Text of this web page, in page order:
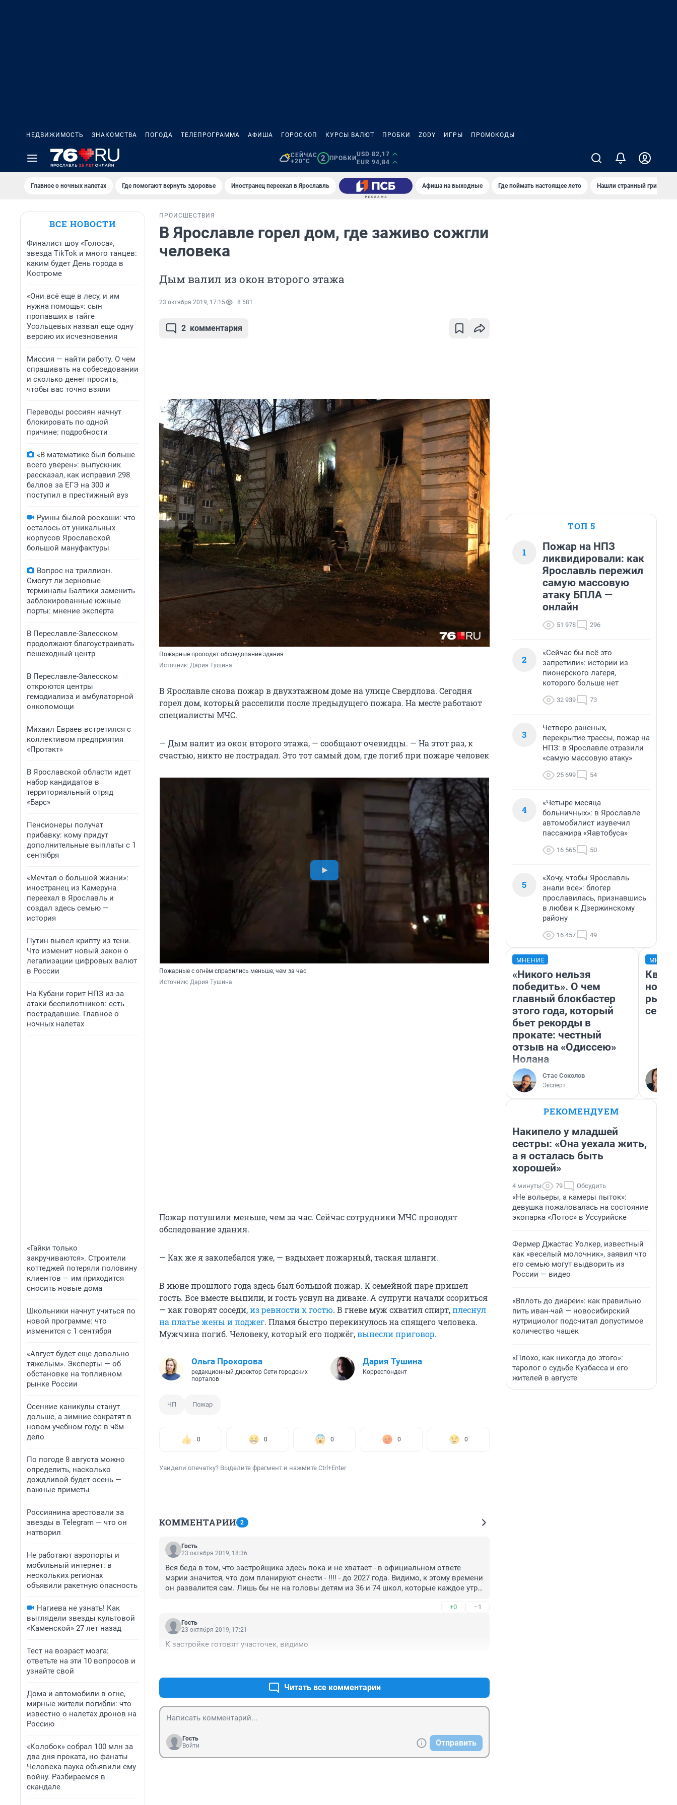
НЕДВИЖИМОСТЬ ЗНАКОМСТВА ПОГОДА ТЕЛЕПРОГРАММА АФИША ГОРОСКОП КУРСЫ ВАЛЮТ ПРОБКИ ZODY ИГРЫ ПРОМОКОДЫ
СЕЙЧАС
+20°C
2 ПРОБКИ
USD 82,17
EUR 94,84
Главное о ночных налетах Где помогают вернуть здоровье Иностранец переехал в Ярославль Афиша на выходные Где поймать настоящее лето Нашли странный гриб
ВСЕ НОВОСТИ
Финалист шоу «Голоса»,
звезда TikTok и много танцев:
каким будет День города в
Костроме
«Они всё еще в лесу, и им
нужна помощь»: сын
пропавших в тайге
Усольцевых назвал еще одну
версию их исчезновения
Миссия — найти работу. О чем
спрашивать на собеседовании
и сколько денег просить,
чтобы вас точно взяли
Переводы россиян начнут
блокировать по одной
причине: подробности
«В математике был больше
всего уверен»: выпускник
рассказал, как исправил 298
баллов за ЕГЭ на 300 и
поступил в престижный вуз
Руины былой роскоши: что
осталось от уникальных
корпусов Ярославской
большой мануфактуры
Вопрос на триллион.
Смогут ли зерновые
терминалы Балтики заменить
заблокированные южные
порты: мнение эксперта
В Переславле-Залесском
продолжают благоустраивать
пешеходный центр
​​​​В Переславле-Залесском
откроются центры
гемодиализа и амбулаторной
онкопомощи
Михаил Евраев встретился с
коллективом предприятия
«Протэкт»
В Ярославской области идет
набор кандидатов в
территориальный отряд
«Барс»
Пенсионеры получат
прибавку: кому придут
дополнительные выплаты с 1
сентября
«Мечтал о большой жизни»:
иностранец из Камеруна
переехал в Ярославль и
создал здесь семью —
история
Путин вывел крипту из тени.
Что изменит новый закон о
легализации цифровых валют
в России
На Кубани горит НПЗ из-за
атаки беспилотников: есть
пострадавшие. Главное о
ночных налетах
«Гайки только
закручиваются». Строители
коттеджей потеряли половину
клиентов — им приходится
сносить новые дома
Школьники начнут учиться по
новой программе: что
изменится с 1 сентября
«Август будет еще довольно
тяжелым». Эксперты — об
обстановке на топливном
рынке России
Осенние каникулы станут
дольше, а зимние сократят в
новом учебном году: в чём
дело
По погоде 8 августа можно
определить, насколько
дождливой будет осень —
важные приметы
Россиянина арестовали за
звезды в Telegram — что он
натворил
Не работают аэропорты и
мобильный интернет: в
нескольких регионах
объявили ракетную опасность
Нагиева не узнать! Как
выглядели звезды культовой
«Каменской» 27 лет назад
Тест на возраст мозга:
ответьте на эти 10 вопросов и
узнайте свой
Дома и автомобили в огне,
мирные жители погибли: что
известно о налетах дронов на
Россию
«Колобок» собрал 100 млн за
два дня проката, но фанаты
Человека-паука объявили ему
войну. Разбираемся в
скандале
ПРОИСШЕСТВИЯ
В Ярославле горел дом, где заживо сожгли
человека
Дым валил из окон второго этажа
23 октября 2019, 17:15 8 581
2 комментария
Пожарные проводят обследование здания
Источник: Дария Тушина
В Ярославле снова пожар в двухэтажном доме на улице Свердлова. Сегодня
горел дом, который расселили после предыдущего пожара. На месте работают
специалисты МЧС.
— Дым валит из окон второго этажа, — сообщают очевидцы. — На этот раз, к
счастью, никто не пострадал. Это тот самый дом, где погиб при пожаре человек
Пожарные с огнём справились меньше, чем за час
Источник: Дария Тушина
Пожар потушили меньше, чем за час. Сейчас сотрудники МЧС проводят
обследование здания.
— Как же я заколебался уже, — вздыхает пожарный, таская шланги.
В июне прошлого года здесь был большой пожар. К семейной паре пришел
гость. Все вместе выпили, и гость уснул на диване. А супруги начали ссориться
— как говорят соседи,из ревности к гостю. В гневе муж схватил спирт,плеснул
на платье жены и поджег. Пламя быстро перекинулось на спящего человека.
Мужчина погиб. Человеку, который его поджёг,вынесли приговор.
Ольга Прохорова
редакционный директор Сети городских
порталов
Дария Тушина
Корреспондент
ЧП Пожар
0 0 0 0 0
Увидели опечатку? Выделите фрагмент и нажмите Ctrl+Enter
КОММЕНТАРИИ 2
Гость
23 октября 2019, 18:36
Вся беда в том, что застройщика здесь пока и не хватает - в официальном ответе
мэрии значится, что дом планируют снести - !!!! - до 2027 года. Видимо, к этому времени
он развалится сам. Лишь бы не на головы детям из 36 и 74 школ, которые каждое утро
днях, кстати, один из балконов дома просто рухнул вниз. Жаль что мэр рядом с этой
развалиной разве что на машине мимо проедет.
+0 –1
Гость
23 октября 2019, 17:21
К застройке готовят участочек, видимо
Читать все комментарии
Гость
Войти
Отправить
ТОП 5
1
Пожар на НПЗ
ликвидировали: как
Ярославль пережил
самую массовую
атаку БПЛА —
онлайн
51 978 296
2
«Сейчас бы всё это
запретили»: истории из
пионерского лагеря,
которого больше нет
32 939 73
3
Четверо раненых,
перекрытие трассы, пожар на
НПЗ: в Ярославле отразили
«самую массовую атаку»
25 699 54
4
«Четыре месяца
больничных»: в Ярославле
автомобилист изувечил
пассажира «Яавтобуса»
16 565 50
5
«Хочу, чтобы Ярославль
знали все»: блогер
прославилась, признавшись
в любви к Дзержинскому
району
16 457 49
МНЕНИЕ
«Никого нельзя
победить». О чем
главный блокбастер
этого года, который
бьет рекорды в
прокате: честный
отзыв на «Одиссею»
Нолана
Стас Соколов
Эксперт
но
РЕКОМЕНДУЕМ
Накипело у младшей
сестры: «Она уехала жить,
а я осталась быть
хорошей»
4 минуты 79 Обсудить
«Не вольеры, а камеры пыток»:
девушка пожаловалась на состояние
экопарка «Лотос» в Уссурийске
Фермер Джастас Уолкер, известный
как «веселый молочник», заявил что
его семью могут выдворить из
России — видео
«Вплоть до диареи»: как правильно
пить иван-чай — новосибирский
нутрициолог подсчитал допустимое
количество чашек
«Плохо, как никогда до этого»:
таролог о судьбе Кузбасса и его
жителей в августе